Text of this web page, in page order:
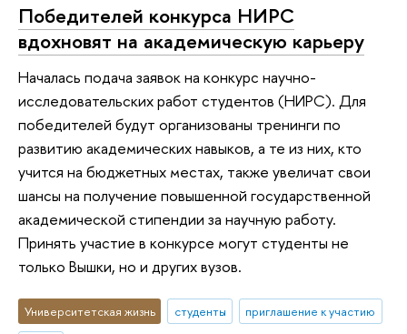
Победителей конкурса НИРС
вдохновят на академическую карьеру
Началась подача заявок на конкурс научно-
исследовательских работ студентов (НИРС). Для
победителей будут организованы тренинги по
развитию академических навыков, а те из них, кто
учится на бюджетных местах, также увеличат свои
шансы на получение повышенной государственной
академической стипендии за научную работу.
Принять участие в конкурсе могут студенты не
только Вышки, но и других вузов.
Университетская жизнь студенты
приглашение к участию